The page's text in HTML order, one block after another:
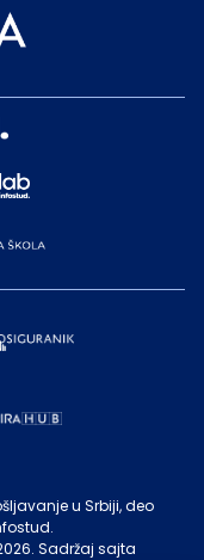
u Srbiji, deo
. Sadržaj sajta